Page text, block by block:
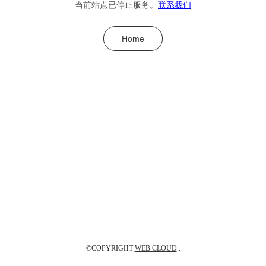
当前站点已停止服务。 联系我们
Home
©COPYRIGHTWEB CLOUD.